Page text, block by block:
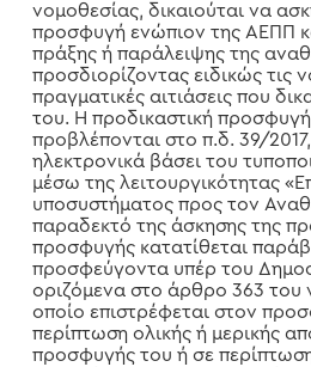
νομοθεσίας, δικαιούται να
προσφυγή ενώπιον της ΑΕΠΠ
πράξης ή παράλειψης της
προσδιορίζοντας ειδικώς τις
πραγματικές αιτιάσεις που
του. Η προδικαστική
προβλέπονται στο π.δ. 39/2017,
ηλεκτρονικά βάσει του
μέσω της λειτουργικότητας
υποσυστήματος προς τον
παραδεκτό της άσκησης της
προσφυγής κατατίθεται
προσφεύγοντα υπέρ του
οριζόμενα στο άρθρο 363 του
οποίο επιστρέφεται στον
περίπτωση ολικής ή μερικής
προσφυγής του ή σε